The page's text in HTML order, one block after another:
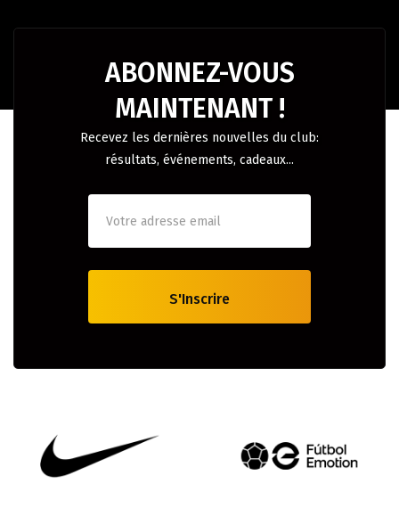
ABONNEZ-VOUS
MAINTENANT !
Recevez les dernières nouvelles du club:
résultats, événements, cadeaux...